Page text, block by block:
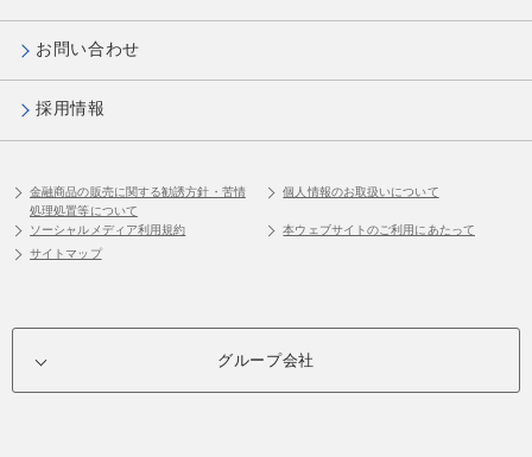
お問い合わせ
採用情報
金融商品の販売に関する勧誘方針・苦情
処理処置等について
個人情報のお取扱いについて
ソーシャルメディア利用規約
本ウェブサイトのご利用にあたって
サイトマップ
グループ会社